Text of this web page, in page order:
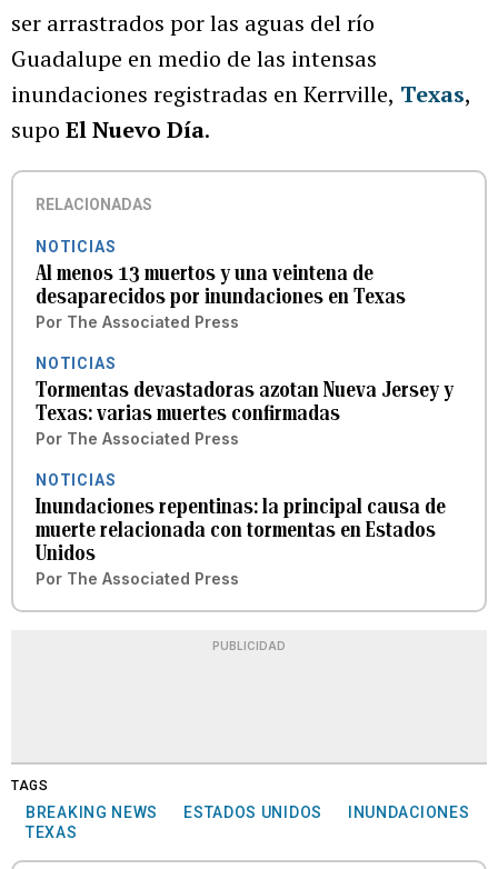
ser arrastrados por las aguas del río
Guadalupe en medio de las intensas
inundaciones registradas en Kerrville, Texas,
supo El Nuevo Día.
RELACIONADAS
NOTICIAS
Al menos 13 muertos y una veintena de
desaparecidos por inundaciones en Texas
Por The Associated Press
NOTICIAS
Tormentas devastadoras azotan Nueva Jersey y
Texas: varias muertes confirmadas
Por The Associated Press
NOTICIAS
Inundaciones repentinas: la principal causa de
muerte relacionada con tormentas en Estados
Unidos
Por The Associated Press
PUBLICIDAD
TAGS
BREAKING NEWS ESTADOS UNIDOS
INUNDACIONES
TEXAS